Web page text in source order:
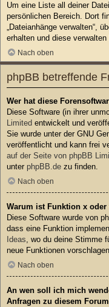
Um eine Liste all deiner
persönlichen Bereich. Dort
„Dateianhänge verwalten“,
erhalten und diese verwalten
Nach oben
phpBB betreffende
Wer hat diese
Diese Software (in ihrer
Limited entwickelt und
Sie wurde unter der GNU
veröffentlicht und kann frei
auf der Seite von phpBB
unter phpBB.de zu finden.
Nach oben
Warum ist Funktion x
Diese Software wurde von
dass eine Funktion
Ideas, wo du deine Stimme
neue Funktionen
Nach oben
An wen soll ich mich
Anfragen zu diesem